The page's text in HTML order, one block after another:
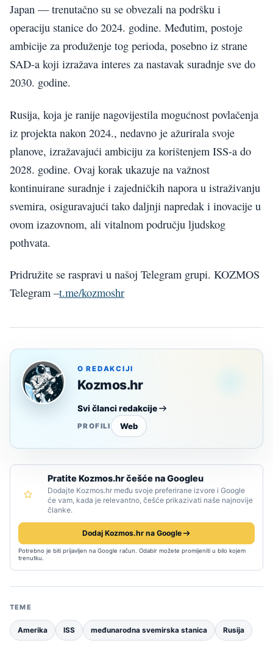
Japan — trenutačno su se obvezali na podršku i
operaciju stanice do 2024. godine. Međutim, postoje
ambicije za produženje tog perioda, posebno iz strane
SAD-a koji izražava interes za nastavak suradnje sve do
2030. godine.
Rusija, koja je ranije nagovijestila mogućnost povlačenja
iz projekta nakon 2024., nedavno je ažurirala svoje
planove, izražavajući ambiciju za korištenjem ISS-a do
2028. godine. Ovaj korak ukazuje na važnost
kontinuirane suradnje i zajedničkih napora u istraživanju
svemira, osiguravajući tako daljnji napredak i inovacije u
ovom izazovnom, ali vitalnom području ljudskog
pothvata.
Pridružite se raspravi u našoj Telegram grupi. KOZMOS
Telegram –t.me/kozmoshr
O REDAKCIJI
Kozmos.hr
Svi članci redakcije
PROFILI Web
Pratite Kozmos.hr češće na Googleu
Dodajte Kozmos.hr među svoje preferirane izvore i Google
će vam, kada je relevantno, češće prikazivati naše najnovije
članke.
Dodaj Kozmos.hr na Google
Potrebno je biti prijavljen na Google račun. Odabir možete promijeniti u bilo kojem
trenutku.
TEME
Amerika ISS međunarodna svemirska stanica Rusija